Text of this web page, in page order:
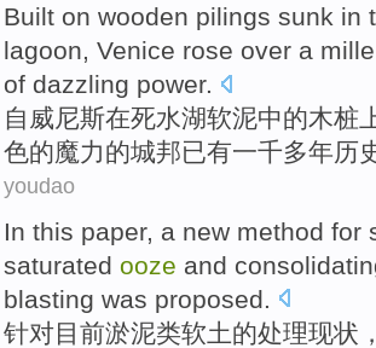
Built on wooden pilings sunk in
lagoon, Venice rose over a
of dazzling power.
自 威尼斯在死水湖软泥中的木桩
色的魔力的城邦已有一千多年历
youdao
In this paper, a new method for
saturated ooze and
blasting was proposed.
针对目前淤泥类软土的处理现状